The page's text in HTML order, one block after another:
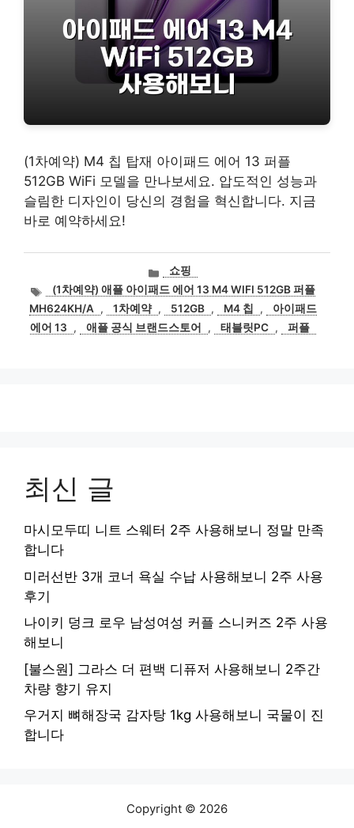
(1차예약) M4 칩 탑재 아이패드 에어 13 퍼플
512GB WiFi 모델을 만나보세요. 압도적인 성능과
슬림한 디자인이 당신의 경험을 혁신합니다. 지금
바로 예약하세요!
카
테
고
리
쇼핑
태
그
(1차예약) 애플 아이패드 에어 13 M4 WIFI 512GB 퍼플
MH624KH/A , 1차예약 , 512GB , M4 칩 ,
아이패드
에어 13
, 애플 공식 브랜드스토어 , 태블릿PC , 퍼플
최신 글
마시모두띠 니트 스웨터 2주 사용해보니 정말 만족
합니다
미러선반 3개 코너 욕실 수납 사용해보니 2주 사용
후기
나이키 덩크 로우 남성여성 커플 스니커즈 2주 사용
해보니
[불스원] 그라스 더 편백 디퓨저 사용해보니 2주간
차량 향기 유지
우거지 뼈해장국 감자탕 1kg 사용해보니 국물이 진
합니다
Copyright © 2026